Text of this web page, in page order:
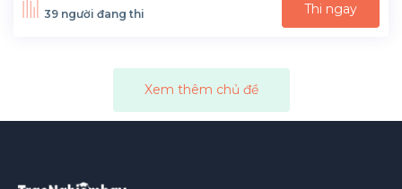
39 người đang thi Thi ngay
Xem thêm chủ đề